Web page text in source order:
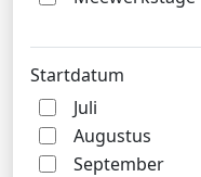
Startdatum
Juli
Augustus
September